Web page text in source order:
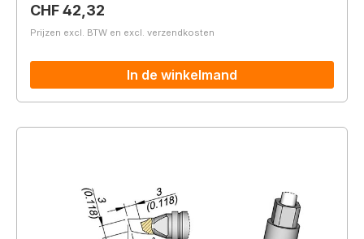
Normale prijs:
CHF 42,32
Prijzen excl. BTW en excl. verzendkosten
In de winkelmand